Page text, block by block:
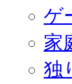
ゲ
家
独